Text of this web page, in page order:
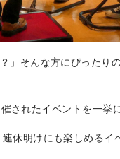
」そんな方にぴったり
されたイベントを一挙
休明けにも楽しめるイ